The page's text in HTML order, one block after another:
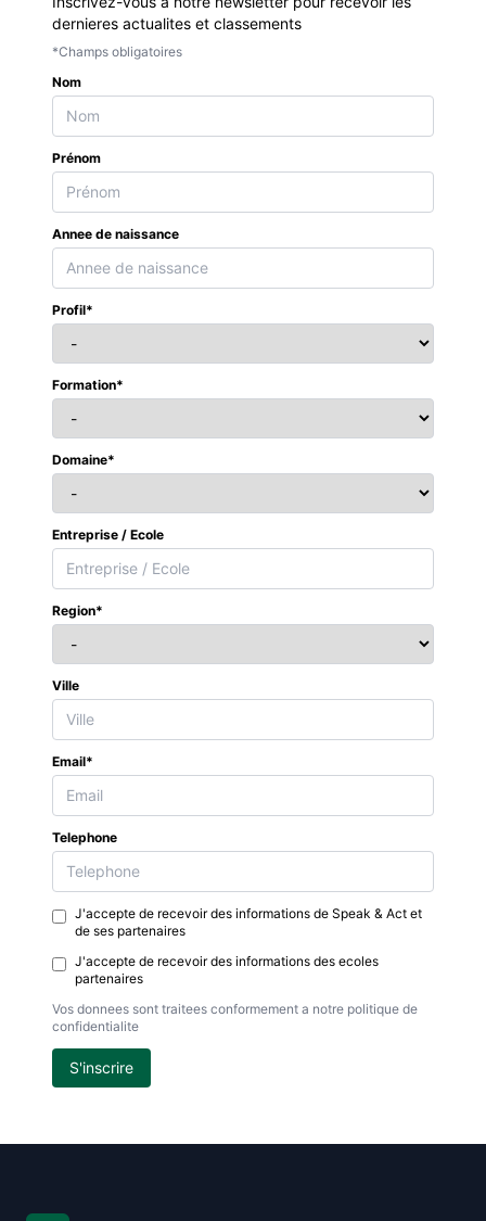
dernieres actualites et classements
*Champs obligatoires
Nom
Prénom
Annee de naissance
Profil*
Formation*
Domaine*
Entreprise / Ecole
Region*
Ville
Email*
Telephone
J'accepte de recevoir des informations de Speak & Act et
de ses partenaires
J'accepte de recevoir des informations des ecoles
partenaires
Vos donnees sont traitees conformement a notre politique de
confidentialite
S'inscrire